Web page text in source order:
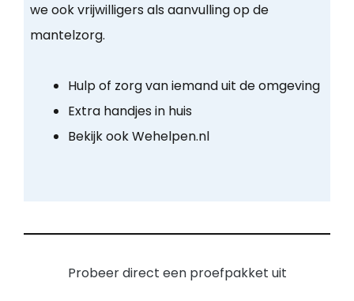
we ook vrijwilligers als aanvulling op de
mantelzorg.
Hulp of zorg van iemand uit de omgeving
Extra handjes in huis
Bekijk ook Wehelpen.nl
Probeer direct een proefpakket uit